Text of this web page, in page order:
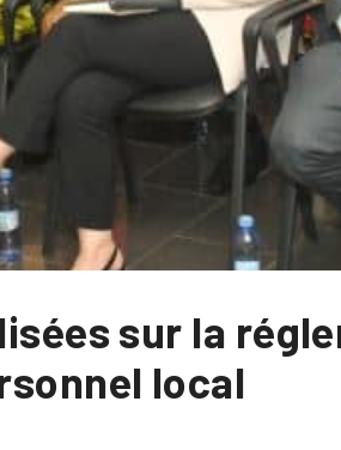
sur la
local